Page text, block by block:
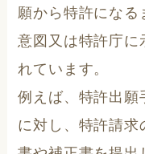
願から特許になる
意図又は特許庁に
れています。
例えば、特許出願
に対し、特許請求